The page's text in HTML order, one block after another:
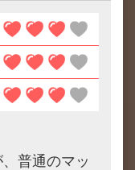
普通のマッ